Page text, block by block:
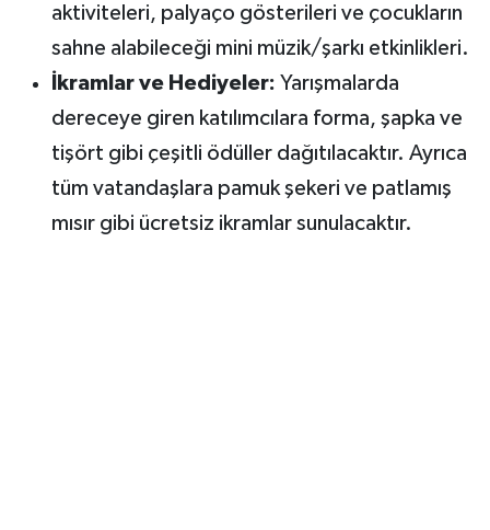
aktiviteleri, palyaço gösterileri ve çocukların
sahne alabileceği mini müzik/şarkı etkinlikleri.
İkramlar ve Hediyeler: Yarışmalarda
dereceye giren katılımcılara forma, şapka ve
tişört gibi çeşitli ödüller dağıtılacaktır. Ayrıca
tüm vatandaşlara pamuk şekeri ve patlamış
mısır gibi ücretsiz ikramlar sunulacaktır.